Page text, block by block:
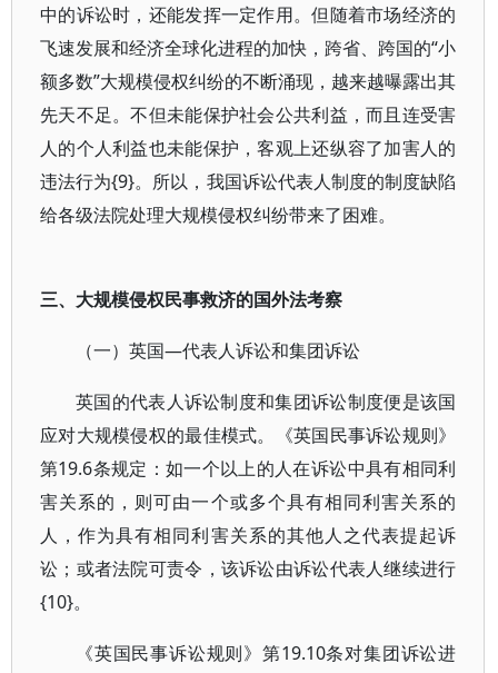
中的诉讼时，还能发挥一定作用。但随着市场经济的
飞速发展和经济全球化进程的加快，跨省、跨国的“小
额多数”大规模侵权纠纷的不断涌现，越来越曝露出其
先天不足。不但未能保护社会公共利益，而且连受害
人的个人利益也未能保护，客观上还纵容了加害人的
违法行为{9}。所以，我国诉讼代表人制度的制度缺陷
给各级法院处理大规模侵权纠纷带来了困难。
三、大规模侵权民事救济的国外法考察
（一）英国—代表人诉讼和集团诉讼
英国的代表人诉讼制度和集团诉讼制度便是该国
应对大规模侵权的最佳模式。《英国民事诉讼规则》
第19.6条规定：如一个以上的人在诉讼中具有相同利
害关系的，则可由一个或多个具有相同利害关系的
人，作为具有相同利害关系的其他人之代表提起诉
讼；或者法院可责令，该诉讼由诉讼代表人继续进行
{10}。
《英国民事诉讼规则》第19.10条对集团诉讼进